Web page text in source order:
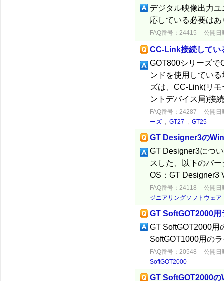
デジタル映像出力
応している必要は
FAQ番号：24415 公開日
CC-Link接続してい
GOT800シリーズで
ンドを使用してい
ズは、CC-Link(リ
ントデバイス局)接
FAQ番号：24287
公開日
ーズ , GT27 , GT25
GT Designer3の
GT Designer3につ
スした、以下のバ
OS：GT Designer3
FAQ番号：24118
公開日
ジニアリングソフトウェア
GT SoftGOT2000用
GT SoftGOT2000用
SoftGOT1000用の
FAQ番号：20548
公開日
SoftGOT2000
GT SoftGOT2000